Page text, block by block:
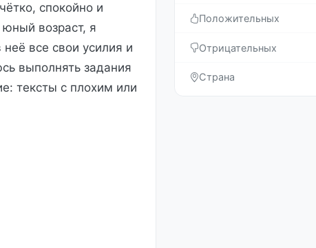
спокойно и
возраст, я
все свои усилия и
выполнять задания
тексты с плохим или
Положительных
Отрицательных
Страна